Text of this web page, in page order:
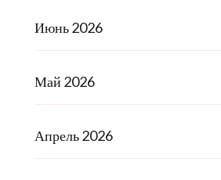
Июнь 2026
Май 2026
Апрель 2026